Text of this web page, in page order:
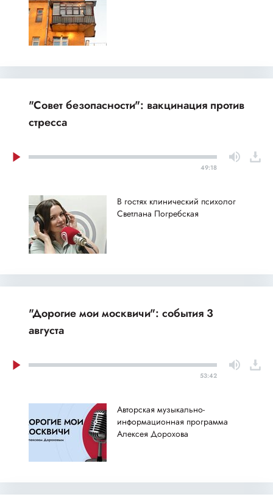
"Совет безопасности": вакцинация против
стресса
49:18
В гостях клинический психолог
Светлана Погребская
"Дорогие мои москвичи": события 3
августа
53:42
Авторская музыкально-
информационная программа
Алексея Дорохова